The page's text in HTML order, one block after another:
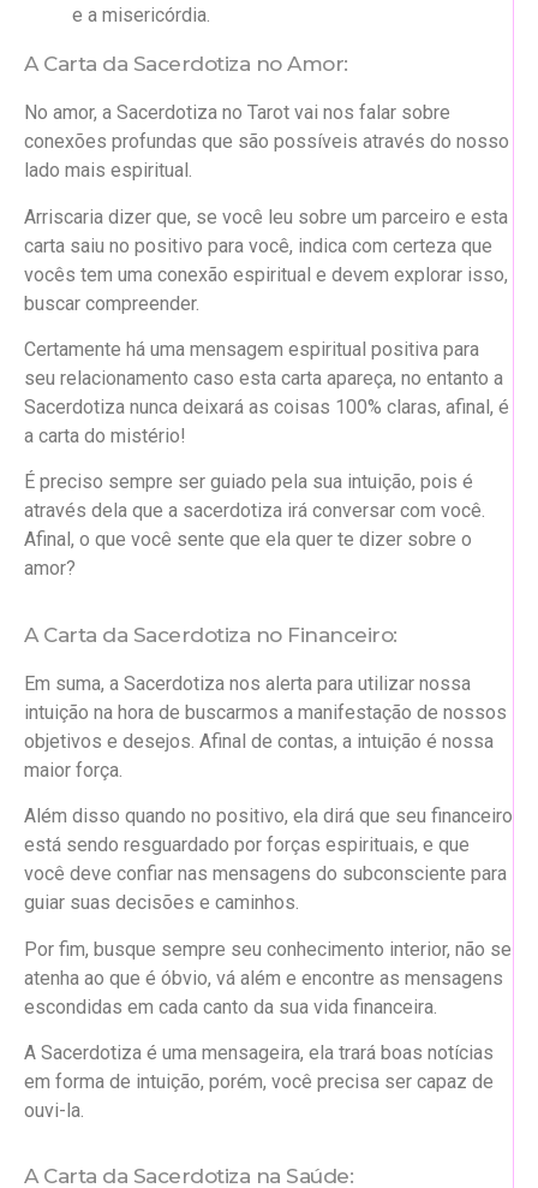
e a misericórdia.
A Carta da Sacerdotiza no Amor:
No amor, a Sacerdotiza no Tarot vai nos falar sobre
conexões profundas que são possíveis através do nosso
lado mais espiritual.
Arriscaria dizer que, se você leu sobre um parceiro e esta
carta saiu no positivo para você, indica com certeza que
vocês tem uma conexão espiritual e devem explorar isso,
buscar compreender.
Certamente há uma mensagem espiritual positiva para
seu relacionamento caso esta carta apareça, no entanto a
Sacerdotiza nunca deixará as coisas 100% claras, afinal, é
a carta do mistério!
É preciso sempre ser guiado pela sua intuição, pois é
através dela que a sacerdotiza irá conversar com você.
Afinal, o que você sente que ela quer te dizer sobre o
amor?
A Carta da Sacerdotiza no Financeiro:
Em suma, a Sacerdotiza nos alerta para utilizar nossa
intuição na hora de buscarmos a manifestação de nossos
objetivos e desejos. Afinal de contas, a intuição é nossa
maior força.
Além disso quando no positivo, ela dirá que seu financeiro
está sendo resguardado por forças espirituais, e que
você deve confiar nas mensagens do subconsciente para
guiar suas decisões e caminhos.
Por fim, busque sempre seu conhecimento interior, não se
atenha ao que é óbvio, vá além e encontre as mensagens
escondidas em cada canto da sua vida financeira.
A Sacerdotiza é uma mensageira, ela trará boas notícias
em forma de intuição, porém, você precisa ser capaz de
ouvi-la.
A Carta da Sacerdotiza na Saúde: